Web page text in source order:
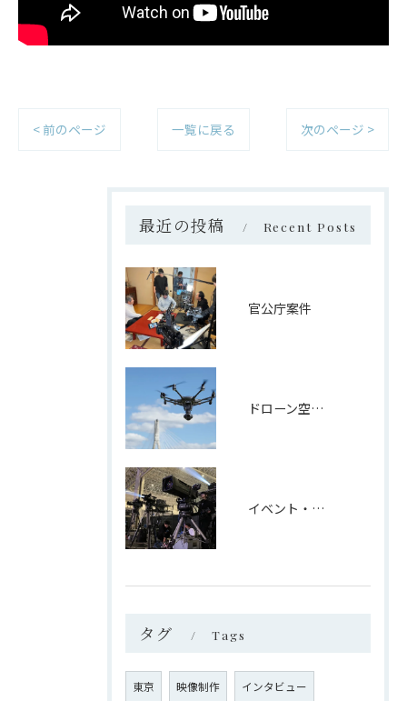
< 前のページ 一覧に戻る 次のページ >
最近の投稿 Recent Posts
官公庁案件
ドローン空撮映像
イベント・CM映像
タグ Tags
東京 映像制作 インタビュー